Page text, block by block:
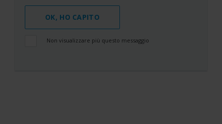
OK, HO CAPITO
Non visualizzare più questo messaggio